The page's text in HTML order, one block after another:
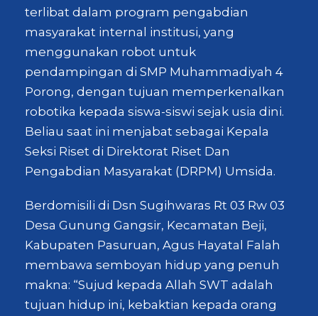
terlibat dalam program pengabdian
masyarakat internal institusi, yang
menggunakan robot untuk
pendampingan di SMP Muhammadiyah 4
Porong, dengan tujuan memperkenalkan
robotika kepada siswa-siswi sejak usia dini.
Beliau saat ini menjabat sebagai Kepala
Seksi Riset di Direktorat Riset Dan
Pengabdian Masyarakat (DRPM) Umsida.
Berdomisili di Dsn Sugihwaras Rt 03 Rw 03
Desa Gunung Gangsir, Kecamatan Beji,
Kabupaten Pasuruan, Agus Hayatal Falah
membawa semboyan hidup yang penuh
makna: “Sujud kepada Allah SWT adalah
tujuan hidup ini, kebaktian kepada orang